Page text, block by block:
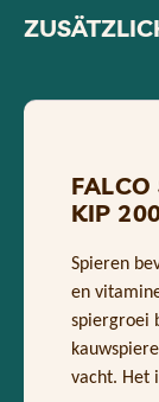
KIP
Spieren
en
spiergroei
vacht. Het